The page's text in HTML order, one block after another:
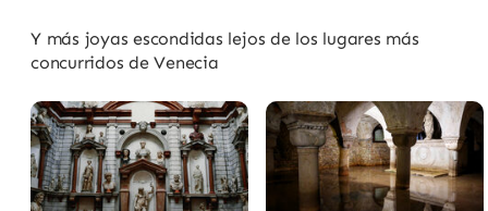
Y más joyas escondidas lejos de los lugares más
concurridos de Venecia